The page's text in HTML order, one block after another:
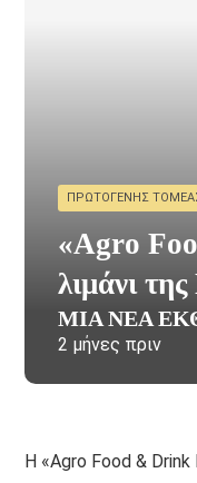
ΠΡΩΤΟΓΕΝΉΣ
«Agro
λιμάνι
ΜΙΑ ΝΈΑ
2 μήνες πριν
Η «Agro Food & Drink